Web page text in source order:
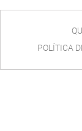
POLÍTICA